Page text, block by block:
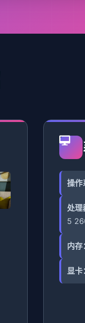
操作
处理
5
内存：
显卡：